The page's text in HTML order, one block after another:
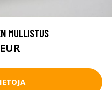
MULLISTUS